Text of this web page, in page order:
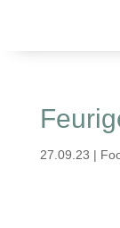
27.09.23 |